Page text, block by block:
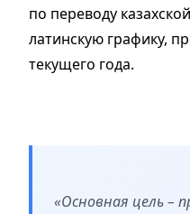
по переводу
латинскую графику,
текущего года.
«Основная цель –